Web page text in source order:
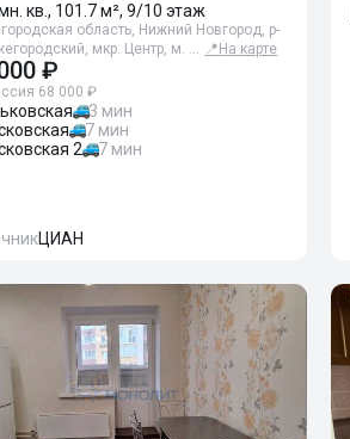
кв., 101.7 м², 9/10 этаж
область, Нижний Новгород, р-
мкр. Центр, м. … 📍 На карте
₽
68 000 ₽
3 мин
7 мин
2
7 мин
ЦИАН